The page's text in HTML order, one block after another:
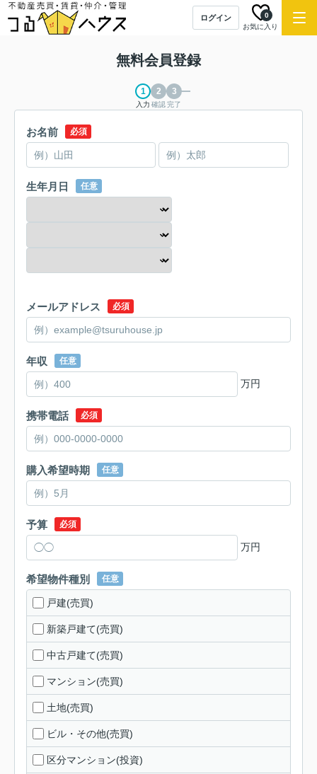
ログイン
お気に入り
0
無料会員登録
入力 確認完了
お名前 必須
生年月日 任意
メールアドレス 必須
年収 任意
万円
携帯電話 必須
購入希望時期 任意
予算 必須
万円
希望物件種別 任意
戸建(売買)
新築戸建て(売買)
中古戸建て(売買)
マンション(売買)
土地(売買)
ビル・その他(売買)
区分マンション(投資)